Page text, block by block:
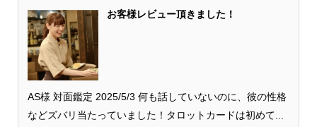
お客様レビュー頂きました！
AS様 対面鑑定 2025/5/3 何も話していないのに、彼の性格
などズバリ当たっていました！タロットカードは初めて...